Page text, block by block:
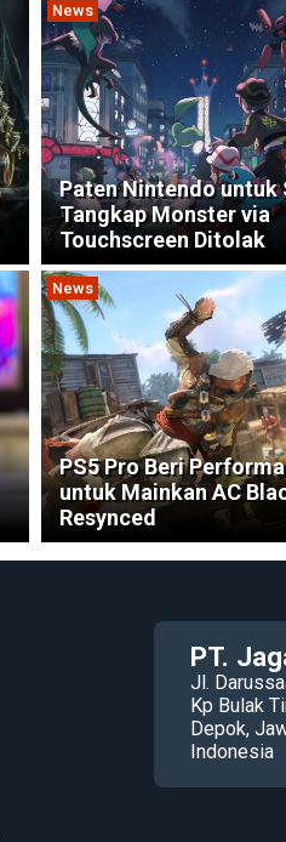
News
Paten Nintendo untuk
Tangkap Monster via
Touchscreen Ditolak
News
PS5 Pro Beri
untuk Mainkan AC
Resynced
PT.
Jl.
Kp Bulak
Depok,
Indonesia